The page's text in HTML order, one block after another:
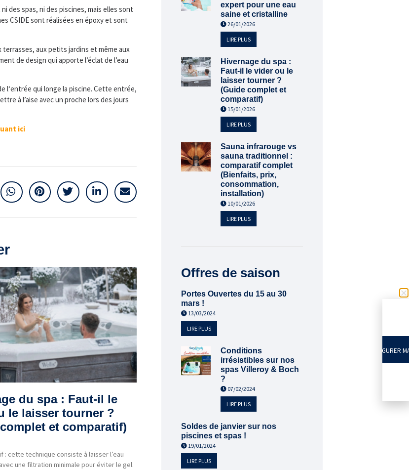
des spas, ni des piscines, mais elles sont
CSIDE sont réalisées en époxy et sont
aux petits jardins et même aux
de design qui apporte l’éclat de l’eau
l‘entrée qui longe la piscine. Cette entrée,
à l’aise avec un proche lors des jours
ici
du spa : Faut-il le
le laisser tourner ?
et comparatif)
: cette technique consiste à laisser l’eau
une filtration minimale pour éviter le gel.
expert pour une eau
saine et cristalline
26/01/2026
LIRE PLUS
Hivernage du spa :
Faut-il le vider ou le
laisser tourner ?
(Guide complet et
comparatif)
15/01/2026
LIRE PLUS
Sauna infrarouge vs
sauna traditionnel :
comparatif complet
(Bienfaits, prix,
consommation,
installation)
10/01/2026
LIRE PLUS
Offres de saison
Portes Ouvertes du 15 au 30
mars !
13/03/2024
LIRE PLUS
Conditions
irrésistibles sur nos
spas Villeroy & Boch
?
07/02/2024
LIRE PLUS
Soldes de janvier sur nos
piscines et spas !
19/01/2024
LIRE PLUS
CONFIGURER